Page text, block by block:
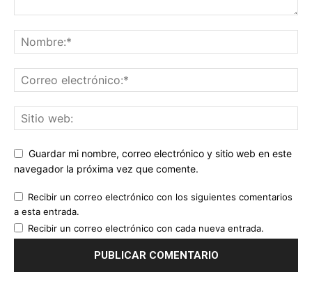
Guardar mi nombre, correo electrónico y sitio web en este
navegador la próxima vez que comente.
Recibir un correo electrónico con los siguientes comentarios
a esta entrada.
Recibir un correo electrónico con cada nueva entrada.